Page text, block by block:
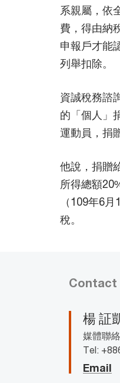
系親屬，依
費，得由納
申報戶才能
列舉扣除。
資誠稅務諮
的「個人」
運動員，捐
他說，捐贈
所得總額
（109年6
稅。
Contact
楊 証
媒體聯
Tel:
Email